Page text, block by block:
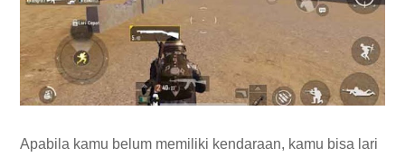
Apabila kamu belum memiliki kendaraan, kamu bisa lari